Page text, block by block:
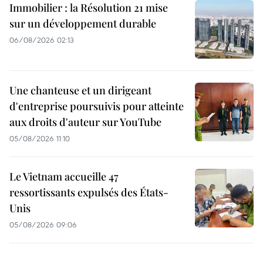
Immobilier : la Résolution 21 mise
sur un développement durable
06/08/2026 02:13
Une chanteuse et un dirigeant
d'entreprise poursuivis pour atteinte
aux droits d'auteur sur YouTube
05/08/2026 11:10
Le Vietnam accueille 47
ressortissants expulsés des États-
Unis
05/08/2026 09:06